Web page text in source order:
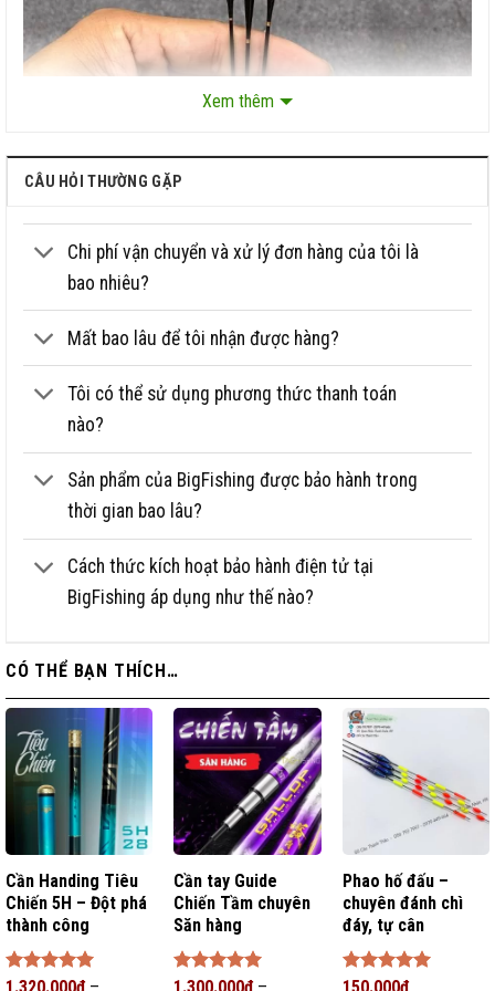
Xem thêm
CÂU HỎI THƯỜNG GẶP
Chi phí vận chuyển và xử lý đơn hàng của tôi là
bao nhiêu?
Mất bao lâu để tôi nhận được hàng?
Tôi có thể sử dụng phương thức thanh toán
nào?
Sản phẩm của BigFishing được bảo hành trong
thời gian bao lâu?
Cách thức kích hoạt bảo hành điện tử tại
BigFishing áp dụng như thế nào?
CÓ THỂ BẠN THÍCH…
Cần Handing Tiêu
Chiến 5H – Đột phá
thành công
Được xếp
Cần tay Guide
Chiến Tầm chuyên
Săn hàng
Được xếp
Phao hố đấu –
chuyên đánh chì
đáy, tự cân
Được xếp